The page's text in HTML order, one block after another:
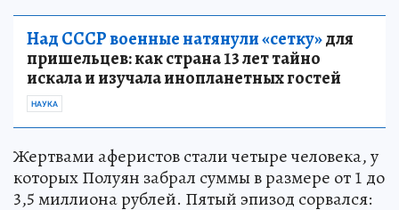
Над СССР военные натянули «сетку»для
пришельцев: как страна 13 лет тайно
искала и изучала инопланетных гостей
НАУКА
Жертвами аферистов стали четыре человека, у
которых Полуян забрал суммы в размере от 1 до
3,5 миллиона рублей. Пятый эпизод сорвался: